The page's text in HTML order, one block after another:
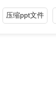
压缩ppt文件